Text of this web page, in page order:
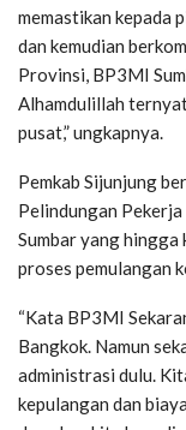
memastikan kepada
dan kemudian
Provinsi, BP3MI
Alhamdulillah
pusat,” ungkapnya.
Pemkab Sijunjung
Pelindungan
Sumbar yang
proses pemulangan
“Kata BP3MI
Bangkok. Namun
administrasi dulu.
kepulangan dan